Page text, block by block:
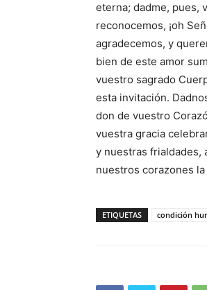
eterna; dadme, pues,
reconocemos, ¡oh
agradecemos, y
bien de este amor
vuestro sagrado
esta invitación.
don de vuestro
vuestra gracia
y nuestras frialdades,
nuestros corazones
ETIQUETAS condición